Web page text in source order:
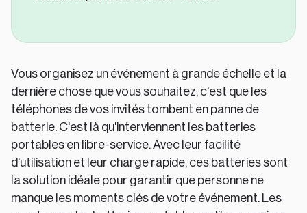
Vous organisez un événement à grande échelle et la
dernière chose que vous souhaitez, c'est que les
téléphones de vos invités tombent en panne de
batterie. C'est là qu'interviennent les batteries
portables en libre-service. Avec leur facilité
d'utilisation et leur charge rapide, ces batteries sont
la solution idéale pour garantir que personne ne
manque les moments clés de votre événement. Les